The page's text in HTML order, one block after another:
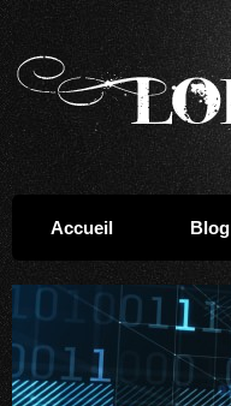
Accueil Blog